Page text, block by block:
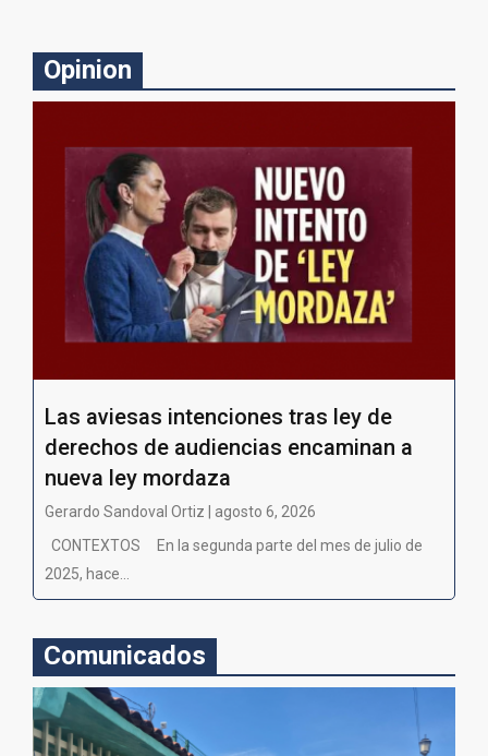
Opinion
Las aviesas intenciones tras ley de
derechos de audiencias encaminan a
nueva ley mordaza
Gerardo Sandoval Ortiz | agosto 6, 2026
CONTEXTOS En la segunda parte del mes de julio de
2025, hace...
Comunicados